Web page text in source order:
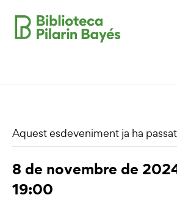
Aquest esdeveniment ja ha
8 de novembre de
19:00